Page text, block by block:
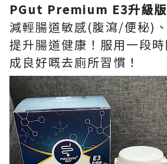
PGut Premium E3升級版
減輕腸道敏感(腹瀉/便秘)
提升腸道健康！服用一段
成良好嘅去廁所習慣！